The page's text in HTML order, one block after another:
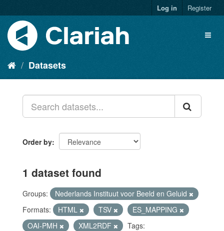
Log in Register
Datasets
Order by
1 dataset found
Groups:
Nederlands Instituut voor Beeld en Geluid
Formats:
HTML TSV
ES_MAPPING
OAI-PMH
XML2RDF
Tags: